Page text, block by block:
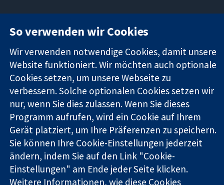
Zuverlässige
Evidenz
Informierte
Entscheidungen
Bessere
Gesundheit
11-13 Cavendish
Square
London
W1G0AN
Vereinigtes
Königreich
Neuigkeiten
Pressestelle
Über uns
Cochrane
Library
Die Cochrane Collaboration ist eine gemeinützige Organisation
(Nr. 1045921) und in England und in Wales als eine Gesellschaft
mit beschränkter Haftung (Nr. 03044323) registriert.
Umsatzsteuer-Identifikationsnummer GB 718 2127 49.
So verwenden wir Cookies
Wir verwenden notwendige Cookies, damit unsere
Website funktioniert. Wir möchten auch optionale
Cookies setzen, um unsere Webseite zu
verbessern. Solche optionalen Cookies setzen wir
nur, wenn Sie dies zulassen. Wenn Sie dieses
Programm aufrufen, wird ein Cookie auf Ihrem
Gerät platziert, um Ihre Präferenzen zu speichern.
Sie können Ihre Cookie-Einstellungen jederzeit
ändern, indem Sie auf den Link "Cookie-
Einstellungen" am Ende jeder Seite klicken.
Weitere Informationen, wie diese Cookies